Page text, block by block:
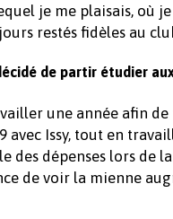
je me plaisais,
restés fidèles au
de partir étudier
une année afin
avec Issy, tout en
des dépenses lors
de voir la mienne